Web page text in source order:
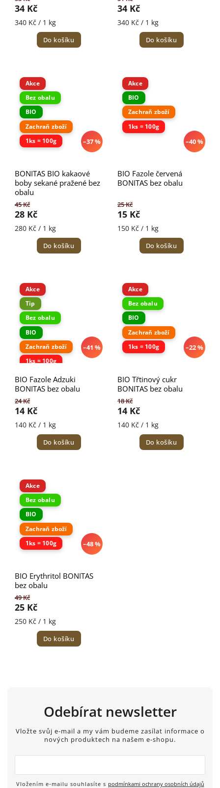
34 Kč
340 Kč / 1 kg
Do košíku
34 Kč
340 Kč / 1 kg
Do košíku
Akce
Bez obalu
BIO
Zachraň zboží
1ks = 100g
–37 %
BONITAS BIO kakaové
boby sekané pražené bez
obalu
45 Kč
28 Kč
280 Kč / 1 kg
Do košíku
Akce
BIO
Zachraň zboží
1ks = 100g
–40 %
BIO Fazole červená
BONITAS bez obalu
25 Kč
15 Kč
150 Kč / 1 kg
Do košíku
Akce
Tip
Bez obalu
BIO
Zachraň zboží
1ks = 100g
–41 %
BIO Fazole Adzuki
BONITAS bez obalu
24 Kč
14 Kč
140 Kč / 1 kg
Do košíku
Akce
Bez obalu
BIO
Zachraň zboží
1ks = 100g
–22 %
BIO Třtinový cukr
BONITAS bez obalu
18 Kč
14 Kč
140 Kč / 1 kg
Do košíku
Akce
Bez obalu
BIO
Zachraň zboží
1ks = 100g
–48 %
BIO Erythritol BONITAS
bez obalu
49 Kč
25 Kč
250 Kč / 1 kg
Do košíku
Odebírat newsletter
Vložte svůj e-mail a my vám budeme zasílat informace o
nových produktech na našem e-shopu.
Vložením e-mailu souhlasíte s podmínkami ochrany osobních údajů